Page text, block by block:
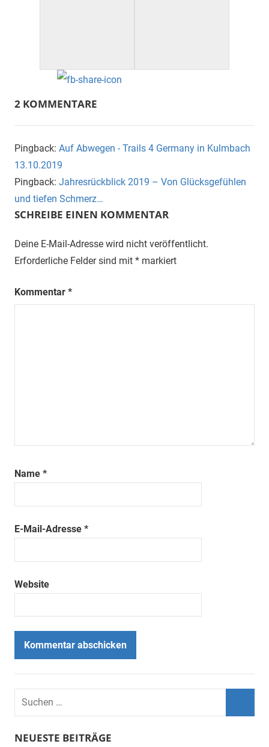
2 KOMMENTARE
Pingback: Auf Abwegen - Trails 4 Germany in Kulmbach
13.10.2019
Pingback: Jahresrückblick 2019 – Von Glücksgefühlen
und tiefen Schmerz…
SCHREIBE EINEN KOMMENTAR
Deine E-Mail-Adresse wird nicht veröffentlicht.
Erforderliche Felder sind mit * markiert
Kommentar *
Name *
E-Mail-Adresse *
Website
Suchen
nach:
NEUESTE BEITRÄGE